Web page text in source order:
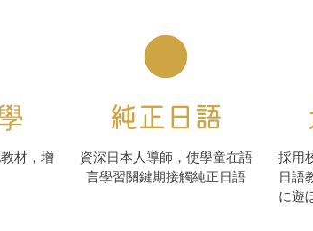
材，增
純正日語
資深日本人導師，使學童在語
言學習關鍵期接觸純正日語
採用
日語
に遊